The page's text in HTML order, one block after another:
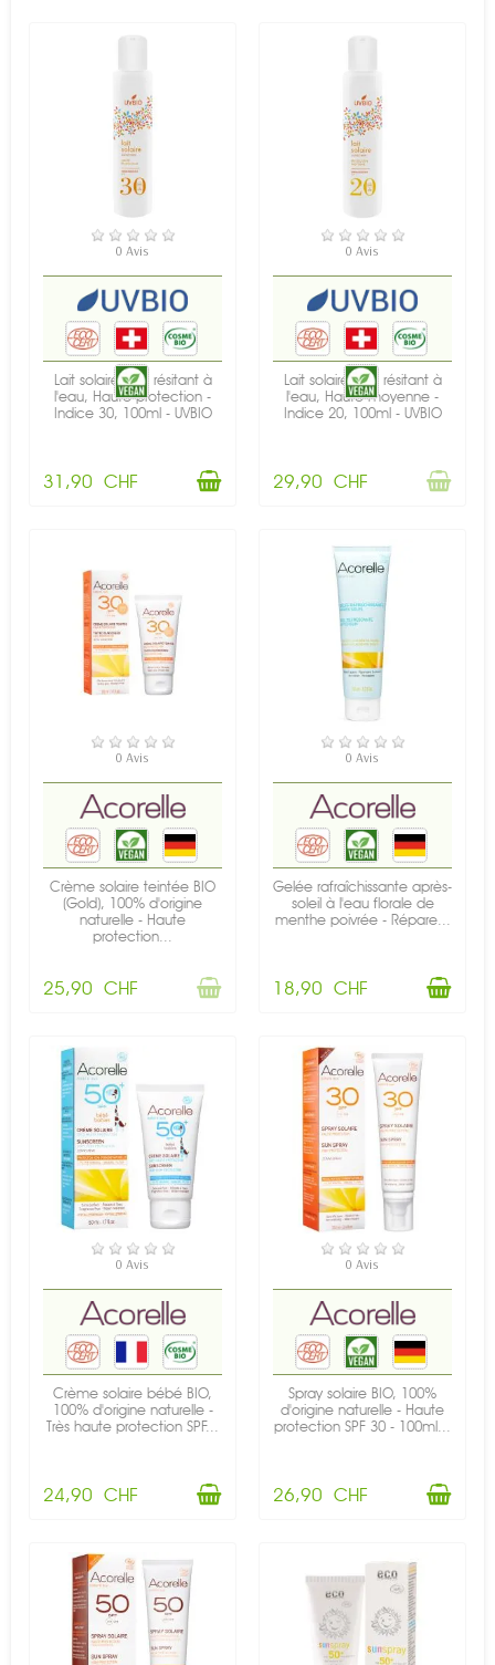
EN STOCK
0 Avis
Lait solaire BIO, résitant à
l'eau, Haute protection -
Indice 30, 100ml - UVBIO
31,90 CHF
RUPTURE DE STOCK
0 Avis
Lait solaire BIO, résitant à
l'eau, Haute moyenne -
Indice 20, 100ml - UVBIO
29,90 CHF
RUPTURE DE STOCK
0 Avis
Crème solaire teintée BIO
(Gold), 100% d'origine
naturelle - Haute
protection...
25,90 CHF
EN STOCK
0 Avis
Gelée rafraîchissante après-
soleil à l'eau florale de
menthe poivrée - Répare...
18,90 CHF
EN STOCK
0 Avis
Crème solaire bébé BIO,
100% d'origine naturelle -
Très haute protection SPF...
24,90 CHF
EN STOCK
0 Avis
Spray solaire BIO, 100%
d'origine naturelle - Haute
protection SPF 30 - 100ml...
26,90 CHF